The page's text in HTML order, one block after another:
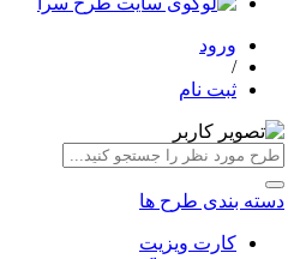
ورود
/
ثبت نام
دسته بندی طرح ها
کارت ویزیت